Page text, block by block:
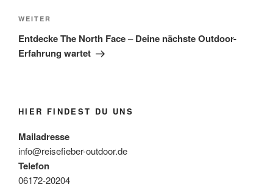
Nächster
Beitrag
WEITER
Entdecke The North Face – Deine nächste Outdoor-
Erfahrung wartet
HIER FINDEST DU UNS
Mailadresse
info@reisefieber-outdoor.de
Telefon
06172-20204